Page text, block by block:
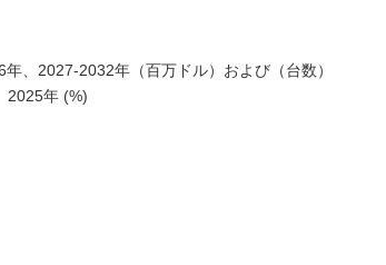
、2027-2032年（百万ドル）および（台数）
2025年 (%)